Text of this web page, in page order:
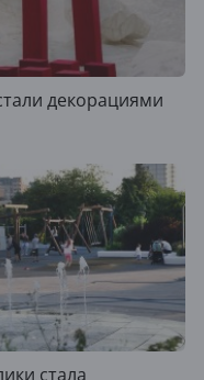
декорациями
стала